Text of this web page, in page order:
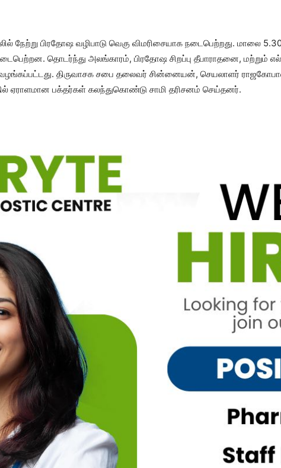
நேற்று பிரதோஷ வழிபாடு வெகு விமரிசையாக நடைபெற்றது. மாலை
தொடர்ந்து அலங்காரம், பிரதோஷ சிறப்பு தீபாராதனை, மற்றும்
வழங்கப்பட்டது. திருவாசக சபை தலைவர் சின்னையன், செயலாளர்
ஏராளமான பக்தர்கள் கலந்துகொண்டு சாமி தரிசனம் செய்தனர்.